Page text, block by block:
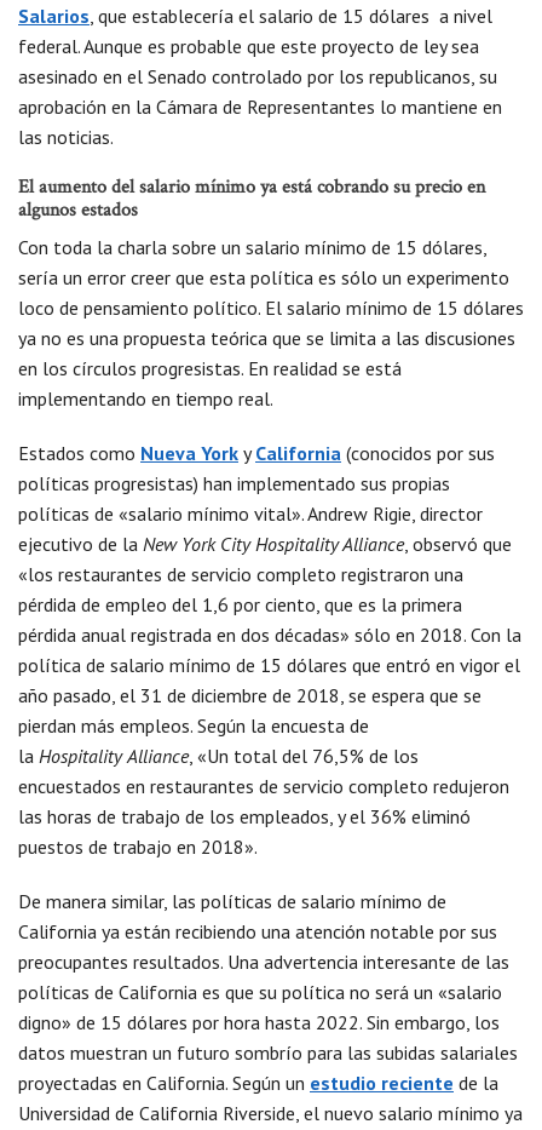
Salarios, que establecería el salario de 15 dólares a nivel
federal. Aunque es probable que este proyecto de ley sea
asesinado en el Senado controlado por los republicanos, su
aprobación en la Cámara de Representantes lo mantiene en
las noticias.
El aumento del salario mínimo ya está cobrando su precio en
algunos estados
Con toda la charla sobre un salario mínimo de 15 dólares,
sería un error creer que esta política es sólo un experimento
loco de pensamiento político. El salario mínimo de 15 dólares
ya no es una propuesta teórica que se limita a las discusiones
en los círculos progresistas. En realidad se está
implementando en tiempo real.
Estados como Nueva York yCalifornia (conocidos por sus
políticas progresistas) han implementado sus propias
políticas de «salario mínimo vital». Andrew Rigie, director
ejecutivo de la New York City Hospitality Alliance, observó que
«los restaurantes de servicio completo registraron una
pérdida de empleo del 1,6 por ciento, que es la primera
pérdida anual registrada en dos décadas» sólo en 2018. Con la
política de salario mínimo de 15 dólares que entró en vigor el
año pasado, el 31 de diciembre de 2018, se espera que se
pierdan más empleos. Según la encuesta de
la Hospitality Alliance, «Un total del 76,5% de los
encuestados en restaurantes de servicio completo redujeron
las horas de trabajo de los empleados, y el 36% eliminó
puestos de trabajo en 2018».
De manera similar, las políticas de salario mínimo de
California ya están recibiendo una atención notable por sus
preocupantes resultados. Una advertencia interesante de las
políticas de California es que su política no será un «salario
digno» de 15 dólares por hora hasta 2022. Sin embargo, los
datos muestran un futuro sombrío para las subidas salariales
proyectadas en California. Según un estudio reciente de la
Universidad de California Riverside, el nuevo salario mínimo ya